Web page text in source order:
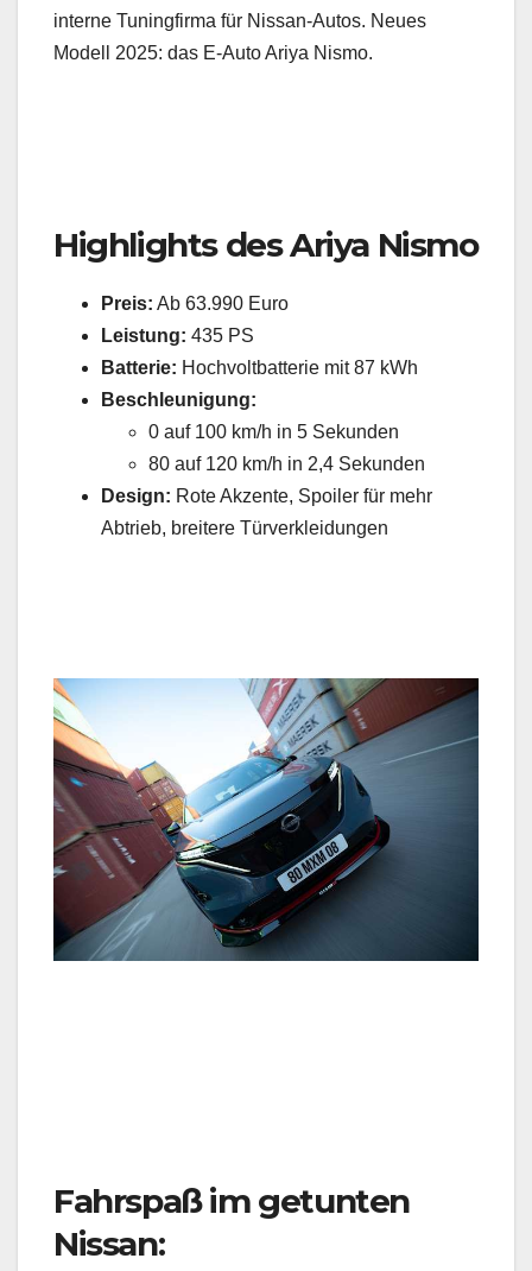
interne Tuningfirma für Nissan-Autos. Neues
Modell 2025: das E-Auto Ariya Nismo.
Highlights des Ariya Nismo
Preis: Ab 63.990 Euro
Leistung: 435 PS
Batterie: Hochvoltbatterie mit 87 kWh
Beschleunigung:
0 auf 100 km/h in 5 Sekunden
80 auf 120 km/h in 2,4 Sekunden
Design: Rote Akzente, Spoiler für mehr
Abtrieb, breitere Türverkleidungen
Fahrspaß im getunten
Nissan: